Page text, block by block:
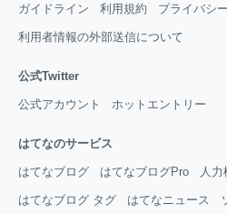
ガイドライン 利用規約 プライバシ
利用者情報の外部送信について
公式Twitter
公式アカウント ホットエントリー
はてなのサービス
はてなブログ はてなブログPro 人
はてなブログ タグ はてなニュース